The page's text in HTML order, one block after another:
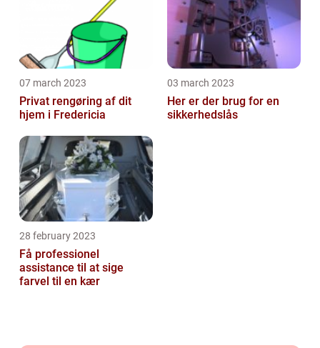
07 march 2023
Privat rengøring af dit
hjem i Fredericia
03 march 2023
Her er der brug for en
sikkerhedslås
28 february 2023
Få professionel
assistance til at sige
farvel til en kær